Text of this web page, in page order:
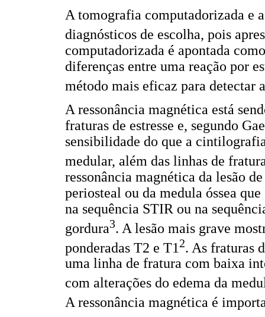
A tomografia computadorizada e
diagnósticos de escolha, pois
computadorizada é apontada
diferenças entre uma reação por
método mais eficaz para detectar
A ressonância magnética está
fraturas de estresse e, segundo
sensibilidade do que a
medular, além das linhas de
ressonância magnética da lesão
periosteal ou da medula óssea
na sequência STIR ou na
gordura3. A lesão mais grave
ponderadas T2 e T1 2. As fraturas
uma linha de fratura com baixa
com alterações do edema da
A ressonância magnética é